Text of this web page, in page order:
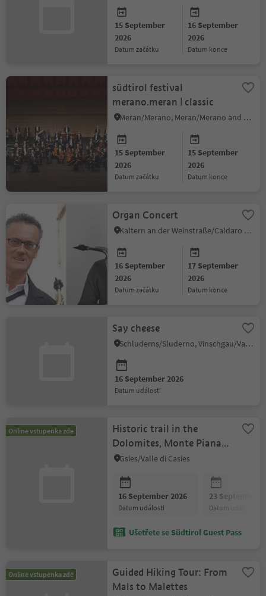
15 September
2026
datum začátku
16 September
2026
datum konce
südtirol festival
merano.meran | classic
Meran/Merano, Meran/Merano and environs
15 September
2026
datum začátku
15 September
2026
datum konce
Organ Concert
Kaltern an der Weinstraße/Caldaro sulla Strada del Vino, Alto Adige Wine Road
16 September
2026
datum začátku
17 September
2026
datum konce
Say cheese
Schluderns/Sluderno, Vinschgau/Val Venosta
16 September 2026
datum události
Online vstupenka zde
Historic trail in the
Dolomites, Monte Piana
2305 m
Gsies/Valle di Casies
16 September 2026
datum události
23 September
datum události
Ušetřete se Südtirol Guest Pass
Online vstupenka zde
Guided Hiking Tour: From
Mals to Malettes